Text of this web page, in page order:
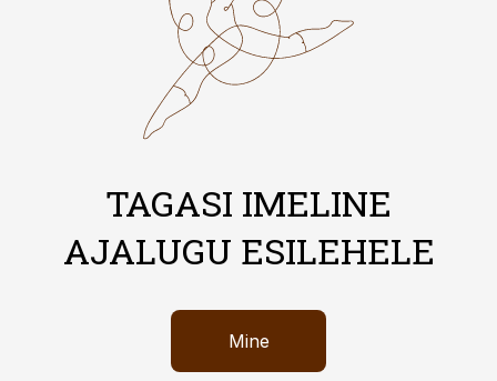
TAGASI IMELINE
AJALUGU ESILEHELE
Mine